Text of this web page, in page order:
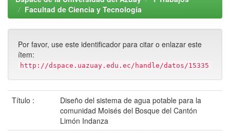
Facultad de Ciencia y Tecnología
Por favor, use este identificador para citar o enlazar este
ítem:
http://dspace.uazuay.edu.ec/handle/datos/15335
Título :
Diseño del sistema de agua potable para la
comunidad Moisés del Bosque del Cantón
Limón Indanza